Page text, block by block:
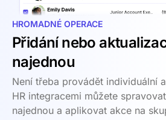
HROMADNÉ OPERACE
Přidání nebo
najednou
Není třeba provádět individuální
HR integracemi můžete
najednou a aplikovat akce na